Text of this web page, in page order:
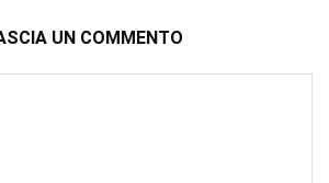
UN COMMENTO